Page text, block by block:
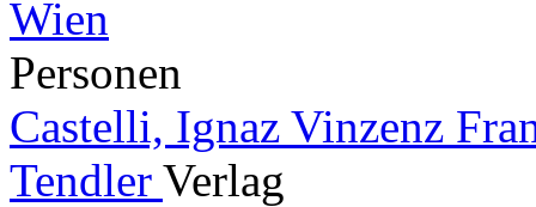
Wien
Personen
Castelli, Ignaz Vinzenz
Tendler Verlag